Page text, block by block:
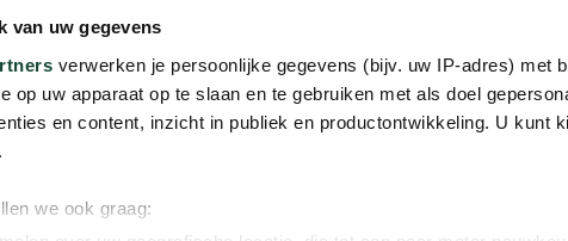
van uw gegevens
verwerken je persoonlijke gegevens (bijv. uw IP-adres) met
op uw apparaat op te slaan en te gebruiken met als doel
en content, inzicht in publiek en productontwikkeling. U kunt
we ook graag: